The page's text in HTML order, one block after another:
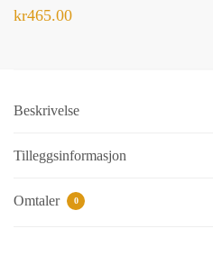
kr465.00
Beskrivelse
Tilleggsinformasjon
Omtaler 0